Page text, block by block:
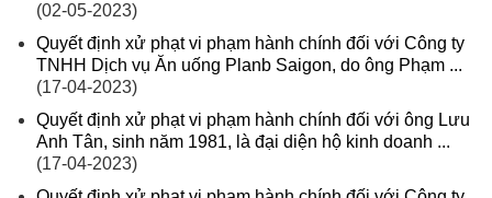
(02-05-2023)
Quyết định xử phạt vi phạm hành chính đối với Công ty
TNHH Dịch vụ Ăn uống Planb Saigon, do ông Phạm ...
(17-04-2023)
Quyết định xử phạt vi phạm hành chính đối với ông Lưu
Anh Tân, sinh năm 1981, là đại diện hộ kinh doanh ...
(17-04-2023)